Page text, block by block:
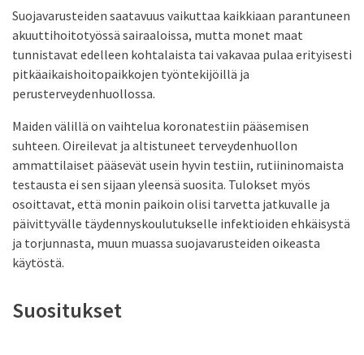
Suojavarusteiden saatavuus vaikuttaa kaikkiaan parantuneen
akuuttihoitotyössä sairaaloissa, mutta monet maat
tunnistavat edelleen kohtalaista tai vakavaa pulaa erityisesti
pitkäaikaishoitopaikkojen työntekijöillä ja
perusterveydenhuollossa.
Maiden välillä on vaihtelua koronatestiin pääsemisen
suhteen. Oireilevat ja altistuneet terveydenhuollon
ammattilaiset pääsevät usein hyvin testiin, rutiininomaista
testausta ei sen sijaan yleensä suosita. Tulokset myös
osoittavat, että monin paikoin olisi tarvetta jatkuvalle ja
päivittyvälle täydennyskoulutukselle infektioiden ehkäisystä
ja torjunnasta, muun muassa suojavarusteiden oikeasta
käytöstä.
Suositukset